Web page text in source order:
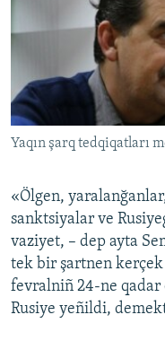
Yaqın şarq tedqiqatları
«Ölgen,
sanktsiyalar ve
vaziyet, – dep ayta
tek bir şartnen kerçek
fevralniñ 24-ne qadar
Rusiye yeñildi,